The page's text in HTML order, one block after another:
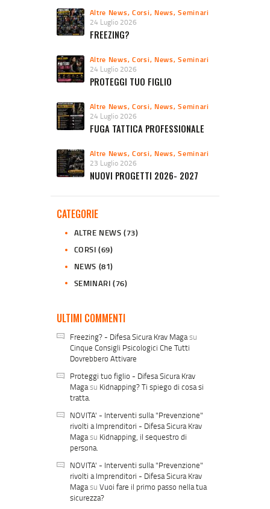
Altre News,Corsi, News,Seminari
24 Luglio 2026
FREEZING?
Altre News,Corsi, News,Seminari
24 Luglio 2026
PROTEGGI TUO FIGLIO
Altre News,Corsi, News,Seminari
24 Luglio 2026
FUGA TATTICA PROFESSIONALE
Altre News,Corsi, News,Seminari
23 Luglio 2026
NUOVI PROGETTI 2026- 2027
CATEGORIE
ALTRE NEWS (73)
CORSI (69)
NEWS (81)
SEMINARI (76)
ULTIMI COMMENTI
Freezing? - Difesa Sicura Krav Magasu
Cinque Consigli Psicologici Che Tutti
Dovrebbero Attivare
Proteggi tuo figlio - Difesa Sicura Krav
Magasu Kidnapping? Ti spiego di cosa si
tratta.
NOVITA' - Interventi sulla "Prevenzione"
rivolti a Imprenditori - Difesa Sicura Krav
Magasu Kidnapping, il sequestro di
persona.
NOVITA' - Interventi sulla "Prevenzione"
rivolti a Imprenditori - Difesa Sicura Krav
MagasuVuoi fare il primo passo nella tua
sicurezza?